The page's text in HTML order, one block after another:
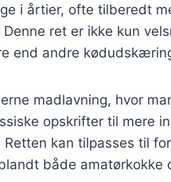
i årtier, ofte tilberedt
ret er ikke kun
end andre
madlavning, hvor
opskrifter til mere
kan tilpasses til
både amatørkokke